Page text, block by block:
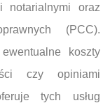
notarialnymi oraz
(PCC).
koszty
czy opiniami
tych usług